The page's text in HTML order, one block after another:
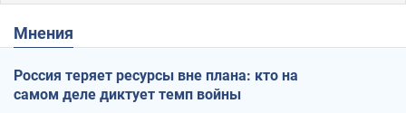
Мнения
Россия теряет ресурсы вне плана: кто на
самом деле диктует темп войны